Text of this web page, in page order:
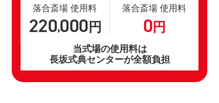
落合斎場 使用料
220,000 円
落合斎場 使用料
0円
当式場の使用料は
長坂式典センターが全額負担